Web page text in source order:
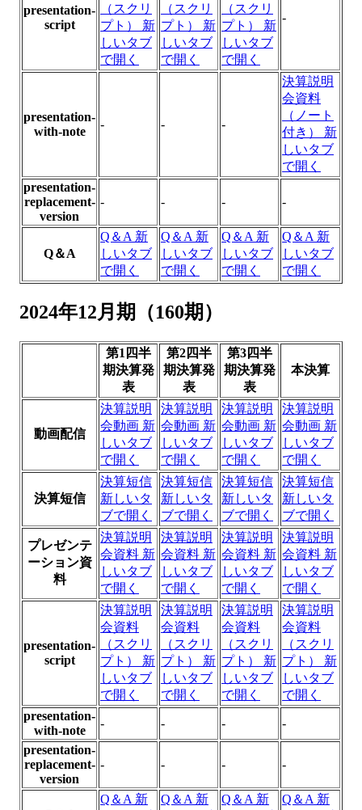
presentation-
script
（スクリ
プト） 新
しいタブ
で開く
（スクリ
プト） 新
しいタブ
で開く
（スクリ
プト） 新
しいタブ
で開く
-
presentation-
with-note
- - -
決算説明
会資料
（ノート
付き） 新
しいタブ
で開く
presentation-
replacement-
version
- - - -
Q＆A
Q＆A 新
しいタブ
で開く
Q＆A 新
しいタブ
で開く
Q＆A 新
しいタブ
で開く
Q＆A 新
しいタブ
で開く
2024年12月期（160期）
第1四半
期決算発
表
第2四半
期決算発
表
第3四半
期決算発
表
本決算
動画配信
決算説明
会動画 新
しいタブ
で開く
決算説明
会動画 新
しいタブ
で開く
決算説明
会動画 新
しいタブ
で開く
決算説明
会動画 新
しいタブ
で開く
決算短信
決算短信
新しいタ
ブで開く
決算短信
新しいタ
ブで開く
決算短信
新しいタ
ブで開く
決算短信
新しいタ
ブで開く
プレゼンテ
ーション資
料
決算説明
会資料 新
しいタブ
で開く
決算説明
会資料 新
しいタブ
で開く
決算説明
会資料 新
しいタブ
で開く
決算説明
会資料 新
しいタブ
で開く
presentation-
script
決算説明
会資料
（スクリ
プト） 新
しいタブ
で開く
決算説明
会資料
（スクリ
プト） 新
しいタブ
で開く
決算説明
会資料
（スクリ
プト） 新
しいタブ
で開く
決算説明
会資料
（スクリ
プト） 新
しいタブ
で開く
presentation-
with-note
- - -
-
presentation-
replacement-
version
- - - -
Q＆A 新
Q＆A 新
Q＆A 新
Q＆A 新